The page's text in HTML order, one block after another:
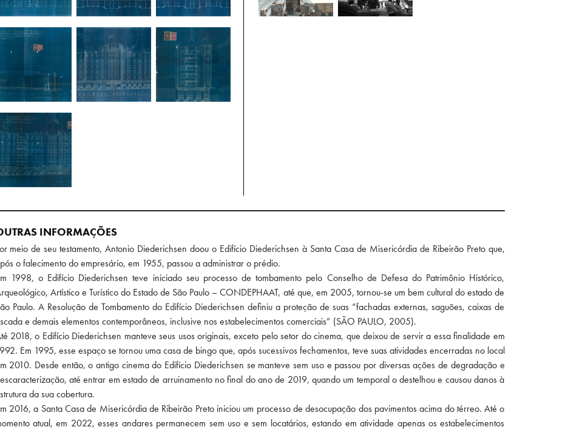
INFORMAÇÕES
meio de seu testamento, Antonio Diederichsen doou o Edifício Diederichsen à Santa Casa de Misericórdia de Ribeirão Preto que,
o falecimento do empresário, em 1955, passou a administrar o prédio.
1998, o Edifício Diederichsen teve iniciado seu processo de tombamento pelo Conselho de Defesa do Patrimônio Histórico,
Artístico e Turístico do Estado de São Paulo – CONDEPHAAT, até que, em 2005, tornou-se um bem cultural do estado de
Paulo. A Resolução de Tombamento do Edifício Diederichsen definiu a proteção de suas “fachadas externas, saguões, caixas de
e demais elementos contemporâneos, inclusive nos estabelecimentos comerciais” (SÃO PAULO, 2005).
2018, o Edifício Diederichsen manteve seus usos originais, exceto pelo setor do cinema, que deixou de servir a essa finalidade em
Em 1995, esse espaço se tornou uma casa de bingo que, após sucessivos fechamentos, teve suas atividades encerradas no local
2010. Desde então, o antigo cinema do Edifício Diederichsen se manteve sem uso e passou por diversas ações de degradação e
até entrar em estado de arruinamento no final do ano de 2019, quando um temporal o destelhou e causou danos à
da sua cobertura.
2016, a Santa Casa de Misericórdia de Ribeirão Preto iniciou um processo de desocupação dos pavimentos acima do térreo. Até o
atual, em 2022, esses andares permanecem sem uso e sem locatários, estando em atividade apenas os estabelecimentos